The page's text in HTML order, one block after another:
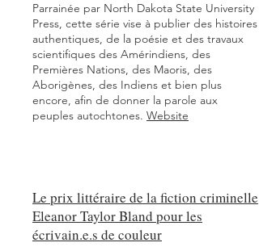
Parrainée par North Dakota State University
Press, cette série vise à publier des histoires
authentiques, de la poésie et des travaux
scientifiques des Amérindiens, des
Premières Nations, des Maoris, des
Aborigènes, des Indiens et bien plus
encore, afin de donner la parole aux
peuples autochtones. Website
Le prix littéraire de la fiction criminelle
Eleanor Taylor Bland pour les
écrivain.e.s de couleur